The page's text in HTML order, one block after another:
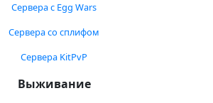
Сервера с Egg Wars
Сервера со сплифом
Сервера KitPvP
Выживание